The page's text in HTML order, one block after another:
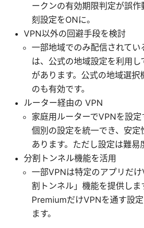
ークンの有効期限判定が誤作
刻設定をONに。
VPN以外の回避手段を検討
一部地域でのみ配信されてい
は、公式の地域設定を利用
があります。公式の地域選択
のも有効です。
ルーター経由の VPN
家庭用ルーターでVPNを設定
個別の設定を統一でき、安定
あります。ただし設定は難易
分割トンネル機能を活用
一部VPNは特定のアプリだ
割トンネル」機能を提供し
PremiumだけVPNを通す設
ます。